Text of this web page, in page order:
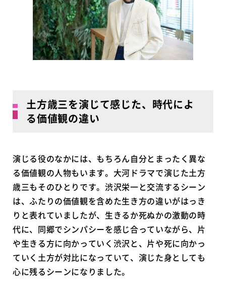
土方歳三を演じて感じた、時代によ
る価値観の違い
演じる役のなかには、もちろん自分とまったく異な
る価値観の人物もいます。大河ドラマで演じた土方
歳三もそのひとりです。渋沢栄一と交流するシーン
は、ふたりの価値観を含めた生き方の違いがはっき
りと表れていましたが、生きるか死ぬかの激動の時
代に、同郷でシンパシーを感じ合っていながら、片
や生きる方に向かっていく渋沢と、片や死に向かっ
ていく土方が対比になっていて、演じた身としても
心に残るシーンになりました。